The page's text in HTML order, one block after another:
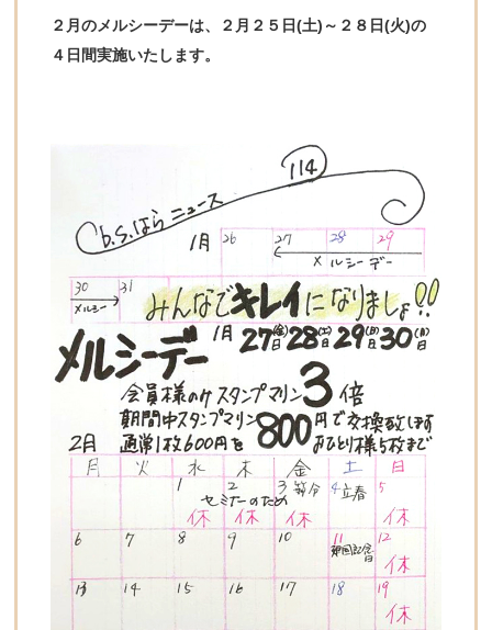
２月のメルシーデーは、２月２５日(土)～２８日(火)の
４日間実施いたします。